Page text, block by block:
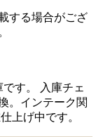
する場合がござ
す。 入庫チェ
。インテーク関
上げ中です。